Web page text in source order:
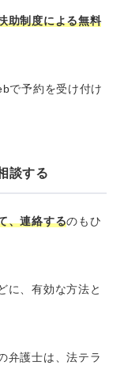
助制度による無料
で予約を受け付け
談する
、連絡するのもひ
に、有効な方法と
弁護士は、法テラ